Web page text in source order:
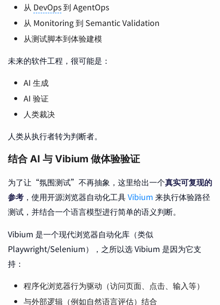
从 DevOps到 AgentOps
从 Monitoring 到 Semantic Validation
从测试脚本到体验建模
未来的软件工程，很可能是：
AI 生成
AI 验证
人类裁决
人类从执行者转为判断者。
结合 AI 与 Vibium 做体验验证
为了让“氛围测试”不再抽象，这里给出一个真实可复现的
参考 ，使用开源浏览器自动化工具Vibium 来执行体验路径
测试，并结合一个语言模型进行简单的语义判断。
Vibium 是一个现代浏览器自动化库（类似
Playwright/Selenium），之所以选 Vibium 是因为它支
持：
程序化浏览器行为驱动（访问页面、点击、输入等）
与外部逻辑（例如自然语言评估）结合